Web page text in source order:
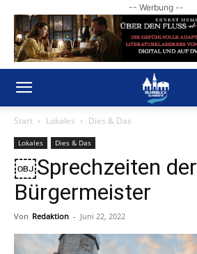
-- Werbung --
Start Lokales Dies & Das
Lokales Dies & Das
￼Sprechzeiten der
Bürgermeister
Von Redaktion - Juni 22, 2022